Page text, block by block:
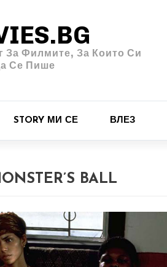
За Филмите, За Които Си
Се Пише
STORY МИ СЕ ВЛЕЗ
BALL